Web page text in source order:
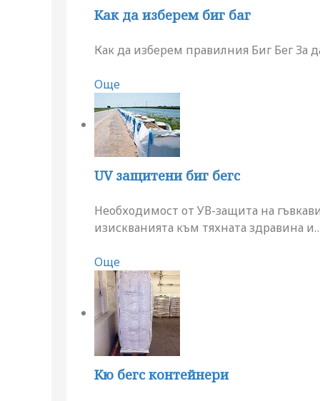
Как да изберем биг баг
Как да изберем правилния Биг Бег За
Още
UV защитени биг бегс
Необходимост от УВ-защита на
изискванията към тяхната здравина и
Още
Кю бегс контейнери